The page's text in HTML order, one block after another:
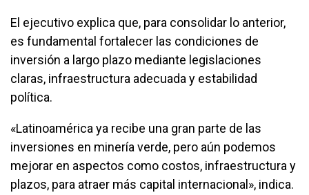
El ejecutivo explica que, para consolidar lo anterior,
es fundamental fortalecer las condiciones de
inversión a largo plazo mediante legislaciones
claras, infraestructura adecuada y estabilidad
política.
«Latinoamérica ya recibe una gran parte de las
inversiones en minería verde, pero aún podemos
mejorar en aspectos como costos, infraestructura y
plazos, para atraer más capital internacional», indica.